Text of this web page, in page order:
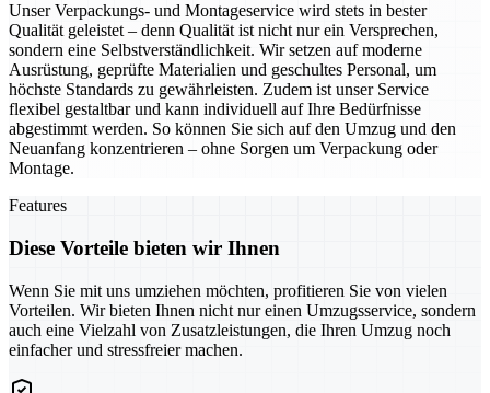
Unser Verpackungs- und Montageservice wird stets in bester
Qualität geleistet – denn Qualität ist nicht nur ein Versprechen,
sondern eine Selbstverständlichkeit. Wir setzen auf moderne
Ausrüstung, geprüfte Materialien und geschultes Personal, um
höchste Standards zu gewährleisten. Zudem ist unser Service
flexibel gestaltbar und kann individuell auf Ihre Bedürfnisse
abgestimmt werden. So können Sie sich auf den Umzug und den
Neuanfang konzentrieren – ohne Sorgen um Verpackung oder
Montage.
Features
Diese Vorteile bieten wir Ihnen
Wenn Sie mit uns umziehen möchten, profitieren Sie von vielen
Vorteilen. Wir bieten Ihnen nicht nur einen Umzugsservice, sondern
auch eine Vielzahl von Zusatzleistungen, die Ihren Umzug noch
einfacher und stressfreier machen.